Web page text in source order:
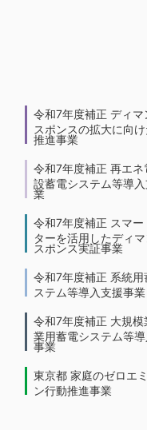
令和7年度補正 ディマ
スポンスの拡大に向
推進事業
令和7年度補正 再エネ
設蓄電システム等導
業
令和7年度補正 スマー
ターを活用したディ
スポンス実証事業
令和7年度補正 系統用
ステム等導入支援事業
令和7年度補正 大規模
業用蓄電システム等
事業
東京都 家庭のゼロエ
ン行動推進事業